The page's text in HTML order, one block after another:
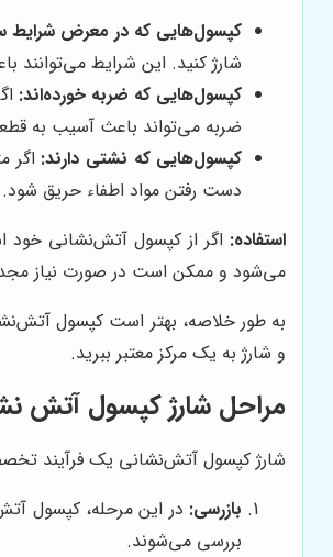
کپسول‌هایی که در معرض شرایط
شارژ کنید. این شرایط
کپسول‌هایی که ضربه خورده‌اند:
ضربه می‌تواند باعث آسیب به
کپسول‌هایی که نشتی دارند: اگر
دست رفتن مواد اطفاء حریق شود.
استفاده: اگر از کپسول آتش‌نشانی خود
می‌شود و ممکن است در صورت نیاز
به طور خلاصه، بهتر است کپسول
و شارژ به یک مرکز معتبر ببرید.
مراحل شارژ کپسول آتش
شارژ کپسول آتش‌نشانی یک فرآیند
بازرسی: در این مرحله، کپسول
بررسی می‌شوند.